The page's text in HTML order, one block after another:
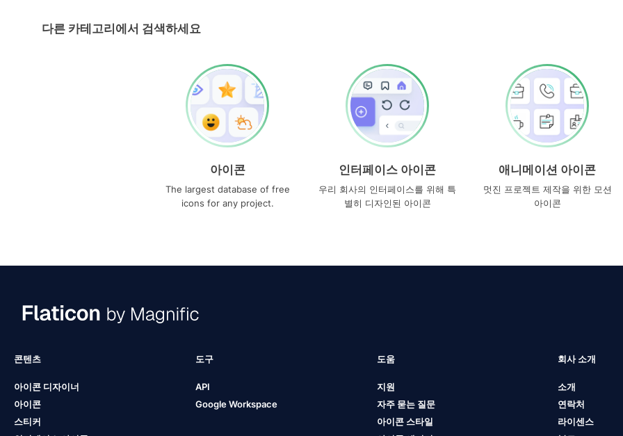
다른 카테고리에서 검색하세요
아이콘
The largest database of free
icons for any project.
인터페이스 아이콘
우리 회사의 인터페이스를 위해 특
별히 디자인된 아이콘
애니메이션 아이콘
멋진 프로젝트 제작을 위한 모션
아이콘
콘텐츠
아이콘 디자이너
아이콘
스티커
도구
API
Google Workspace
도움
지원
자주 묻는 질문
아이콘 스타일
회사 소개
소개
연락처
라이센스